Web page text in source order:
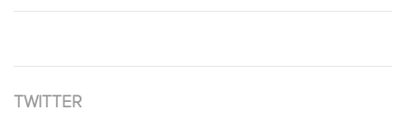
TWITTER